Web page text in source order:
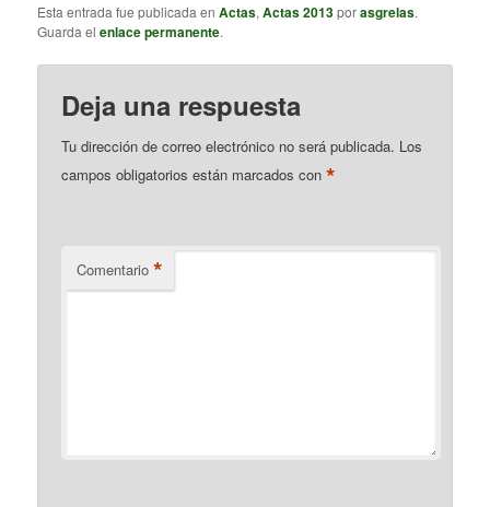
Esta entrada fue publicada enActas,Actas 2013porasgrelas.
Guarda elenlace permanente.
Deja una respuesta
Tu dirección de correo electrónico no será publicada. Los
campos obligatorios están marcados con*
Comentario *